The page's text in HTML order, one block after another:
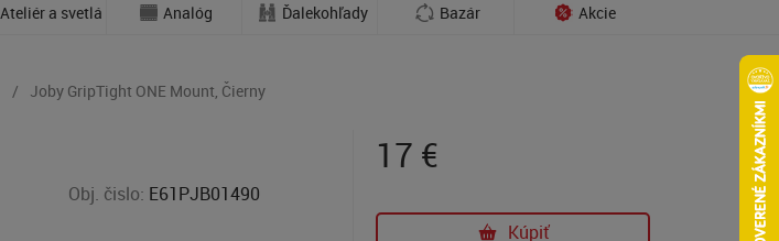
Ateliér a svetlá Analóg Ďalekohľady Bazár Akcie
Joby GripTight ONE Mount, Čierny
Obj. čislo: E61PJB01490
17 €
Kúpiť